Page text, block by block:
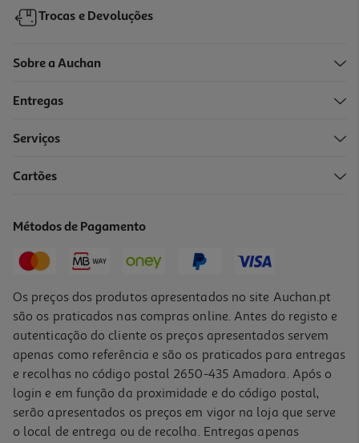
Trocas e Devoluções
Sobre a Auchan
Entregas
Serviços
Cartões
Métodos de Pagamento
Os preços dos produtos apresentados no site Auchan.pt
são os praticados nas compras online. Antes do registo e
autenticação do cliente os preços apresentados servem
apenas como referência e são os praticados para entregas
e recolhas no código postal 2650-435 Amadora. Após o
login e em função da proximidade e do código postal,
serão apresentados os preços em vigor na loja que serve
o local de entrega ou de recolha. Entregas apenas